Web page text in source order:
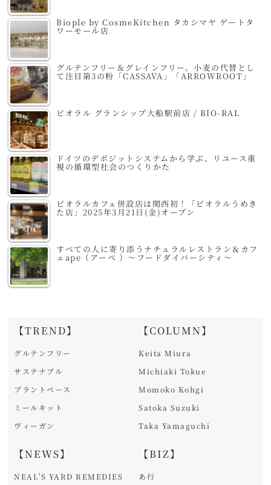
Biople by CosmeKitchen タカシマヤ ゲートタ
ワーモール店
グルテンフリー＆グレインフリー。小麦の代替とし
て注目第3の粉「CASSAVA」「ARROWROOT」
ビオラル グランシップ大船駅前店 / BIO-RAL
ドイツのデポジットシステムから学ぶ、リユース重
視の循環型社会のつくりかた
ビオラルカフェ併設店は関西初！「ビオラルうめき
た店」2025年3月21日(金)オープン
すべての人に寄り添うナチュラルレストラン＆カフ
ェape（アーペ ）～フードダイバーシティ～
【TREND】
グルテンフリー
サステナブル
プラントベース
ミールキット
ヴィーガン
【NEWS】
NEAL'S YARD REMEDIES
【COLUMN】
Keita Miura
Michiaki Tokue
Momoko Kohgi
Satoka Suzuki
Taka Yamaguchi
【BIZ】
あ行